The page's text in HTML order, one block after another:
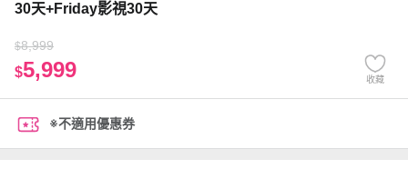
30天+Friday影視30天
$8,999
$5,999 收藏
※不適用優惠券